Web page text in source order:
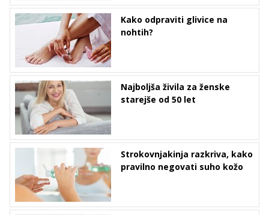
Kako odpraviti glivice na
nohtih?
Najboljša živila za ženske
starejše od 50 let
Strokovnjakinja razkriva, kako
pravilno negovati suho kožo